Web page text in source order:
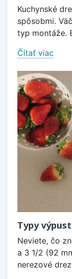
Kuchynské
spôsobmi.
typ montáže.
Čítať viac
Typy
Neviete, čo
a 3 1/2 (92
nerezové